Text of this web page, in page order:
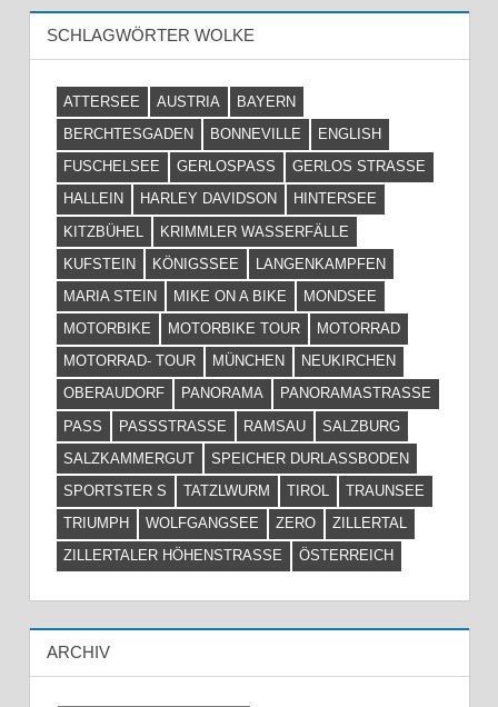
SCHLAGWÖRTER WOLKE
ATTERSEE AUSTRIA
BAYERN
BERCHTESGADEN
BONNEVILLE
ENGLISH
FUSCHELSEE
GERLOSPASS
GERLOS STRASSE
HALLEIN
HARLEY DAVIDSON
HINTERSEE
KITZBÜHEL
KRIMMLER WASSERFÄLLE
KUFSTEIN
KÖNIGSSEE
LANGENKAMPFEN
MARIA STEIN
MIKE ON A BIKE
MONDSEE
MOTORBIKE
MOTORBIKE TOUR
MOTORRAD
MOTORRAD- TOUR
MÜNCHEN
NEUKIRCHEN
OBERAUDORF
PANORAMA
PANORAMASTRASSE
PASS
PASSSTRASSE RAMSAU
SALZBURG
SALZKAMMERGUT
SPEICHER DURLASSBODEN
SPORTSTER S
TATZLWURM TIROL
TRAUNSEE
TRIUMPH
WOLFGANGSEE ZERO
ZILLERTAL
ZILLERTALER HÖHENSTRASSE
ÖSTERREICH
ARCHIV